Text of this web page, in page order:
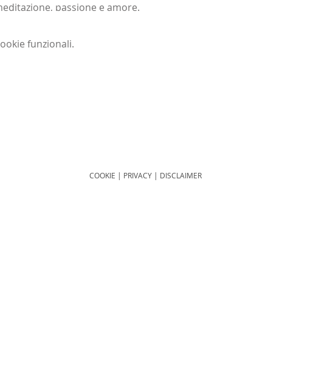
passione e amore.
funzionali.
COOKIE | PRIVACY | DISCLAIMER